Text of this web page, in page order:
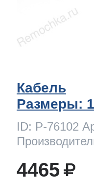
Кабель
Размеры:
ID: P-76102
4465